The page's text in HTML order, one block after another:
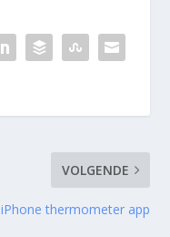
VOLGENDE
iPhone thermometer app